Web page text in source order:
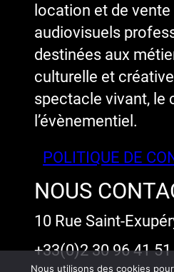
location et de
audiovisuels
destinées aux
culturelle et
spectacle vivant, le
l’évènementiel.
POLITIQUE DE
NOUS
10 Rue Saint-
+33(0)2 30 96 41
Nous utilisons des cookies